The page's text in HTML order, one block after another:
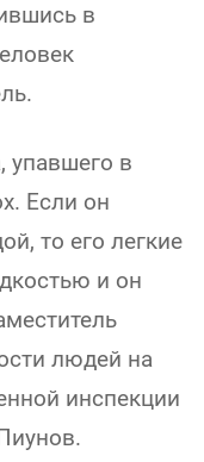
в
упавшего в
Если он
то его легкие
и он
людей на
инспекции